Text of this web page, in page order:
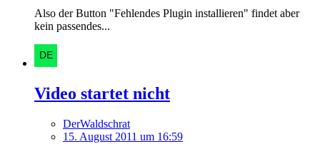
Also der Button "Fehlendes Plugin installieren" findet aber
kein passendes...
Video startet nicht
DerWaldschrat
15. August 2011 um 16:59